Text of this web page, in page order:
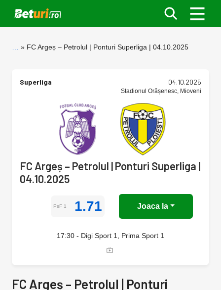
FC Argeș – Petrolul | Ponturi Superliga | 04.10.2025
Superliga 04.10.2025
Stadionul Orășenesc, Mioveni
FC Argeș – Petrolul | Ponturi Superliga |
04.10.2025
PsF 1 1.71 Joaca la
17:30 - Digi Sport 1, Prima Sport 1
FC Argeș – Petrolul | Ponturi